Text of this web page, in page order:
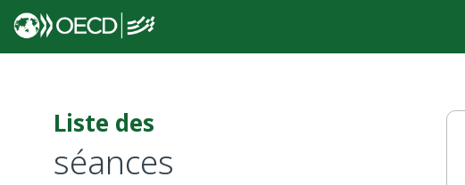
Liste des
séances